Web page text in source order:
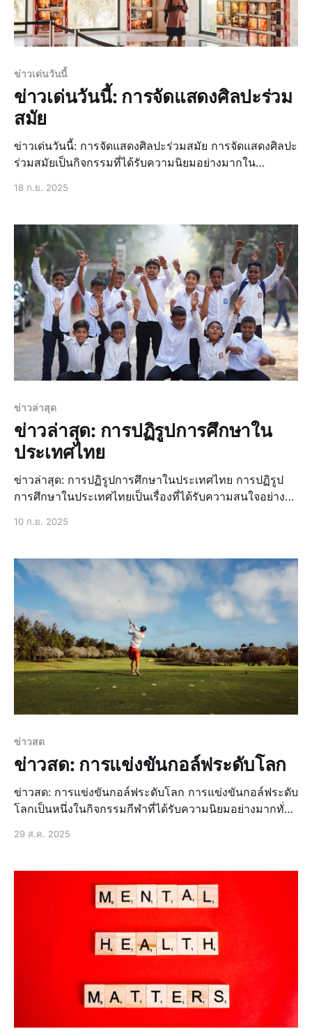
ข่าวเด่นวันนี้
ข่าวเด่นวันนี้: การจัดแสดงศิลปะร่วม
สมัย
ข่าวเด่นวันนี้: การจัดแสดงศิลปะร่วมสมัย การจัดแสดงศิลปะ
ร่วมสมัยเป็นกิจกรรมที่ได้รับความนิยมอย่างมากใน
ศิลปะร่วมสมัยอย่างต่อเนื่อง ข่าวล่าสุด: ศิลปินไทยที่โดดเด่น
18 ก.ย. 2025
ข่าวล่าสุด
ข่าวล่าสุด: การปฏิรูปการศึกษาใน
ประเทศไทย
ข่าวล่าสุด: การปฏิรูปการศึกษาในประเทศไทย การปฏิรูป
การศึกษาในประเทศไทยเป็นเรื่องที่ได้รับความสนใจอย่าง
ข้อมูลเกี่ยวกับการเปลี่ยนแปลงในระบบการศึกษาอย่างต่อ
การศึกษาใหม่ที่ได้รับการเปิดเผยเมื่อเร็
10 ก.ย. 2025
ข่าวสด
ข่าวสด: การแข่งขันกอล์ฟระดับโลก
ข่าวสด: การแข่งขันกอล์ฟระดับโลก การแข่งขันกอล์ฟระดับ
โลกเป็นหนึ่งในกิจกรรมกีฬาที่ได้รับความนิยมอย่างมากทั่ว
29 ส.ค. 2025